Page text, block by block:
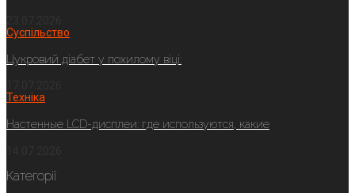
Суспільство
Цукровий діабет у похилому віці:
Техніка
Настенные LCD-дисплеи: где используются, какие
Категорії